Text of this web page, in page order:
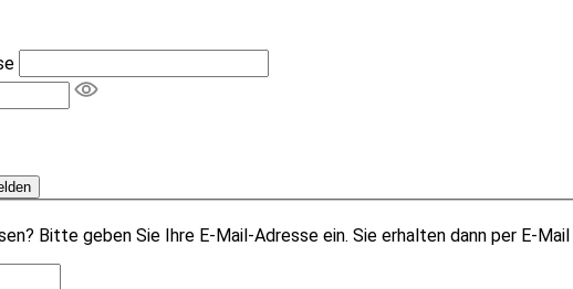
Bitte geben Sie Ihre E-Mail-Adresse ein. Sie erhalten dann per E-